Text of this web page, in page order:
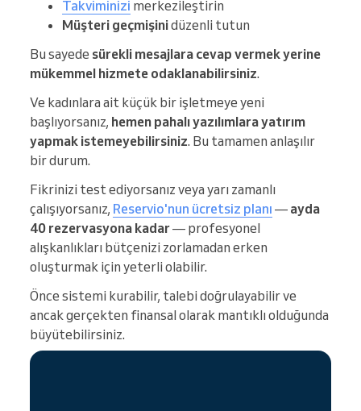
Takviminizi merkezileştirin
Müşteri geçmişinidüzenli tutun
Bu sayede sürekli mesajlara cevap vermek yerine
mükemmel hizmete odaklanabilirsiniz.
Ve kadınlara ait küçük bir işletmeye yeni
başlıyorsanız, hemen pahalı yazılımlara yatırım
yapmak istemeyebilirsiniz. Bu tamamen anlaşılır
bir durum.
Fikrinizi test ediyorsanız veya yarı zamanlı
çalışıyorsanız, Reservio'nun ücretsiz planı — ayda
40 rezervasyona kadar— profesyonel
alışkanlıkları bütçenizi zorlamadan erken
oluşturmak için yeterli olabilir.
Önce sistemi kurabilir, talebi doğrulayabilir ve
ancak gerçekten finansal olarak mantıklı olduğunda
büyütebilirsiniz.